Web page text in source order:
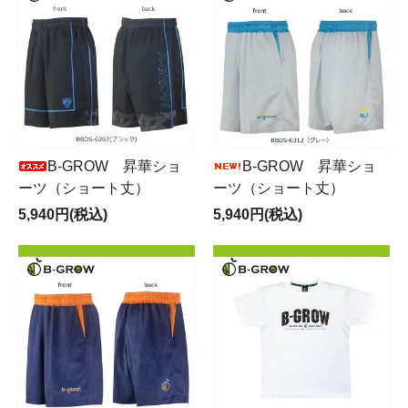
B-GRОW 昇華ショ
ーツ（ショート丈）
5,940円(税込)
B-GRОW 昇華ショ
ーツ（ショート丈）
5,940円(税込)